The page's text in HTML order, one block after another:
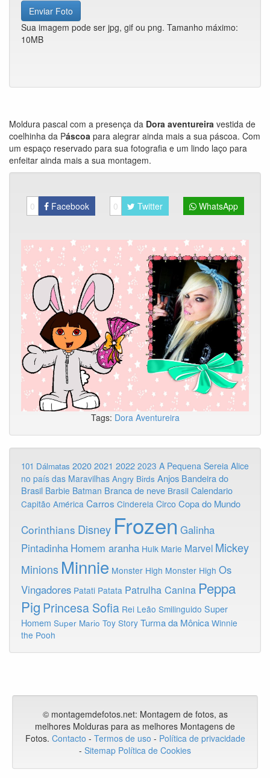
Enviar Foto
Sua imagem pode ser jpg, gif ou png. Tamanho máximo:
10MB
Moldura pascal com a presença da Dora aventureira vestida de
coelhinha da Páscoa para alegrar ainda mais a sua páscoa. Com
um espaço reservado para sua fotografia e um lindo laço para
enfeitar ainda mais a sua montagem.
0 Facebook 0 Twitter WhatsApp
Tags: Dora Aventureira
101 Dálmatas 2020 2021 2022 2023 A Pequena Sereia Alice
no país das Maravilhas Angry Birds Anjos Bandeira do
Brasil Barbie Batman Branca de neve Brasil Calendario
Capitão América Carros Cinderela Circo Copa do Mundo
Corinthians Disney Frozen Galinha
Pintadinha Homem aranha Hulk Marie Marvel Mickey
Minions Minnie Monster High Monster High Os
Vingadores Patati Patata Patrulha Canina Peppa
Pig Princesa Sofia Rei Leão Smilinguido Super
Homem Super Mario Toy Story Turma da Mônica Winnie
the Pooh
© montagemdefotos.net: Montagem de fotos, as
melhores Molduras para as melhores Montagens de
Fotos. Contacto - Termos de uso - Política de privacidade
- Sitemap Política de Cookies